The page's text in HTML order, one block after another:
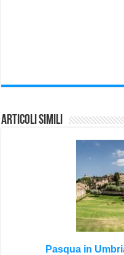
Articoli Simili
Pasqua in